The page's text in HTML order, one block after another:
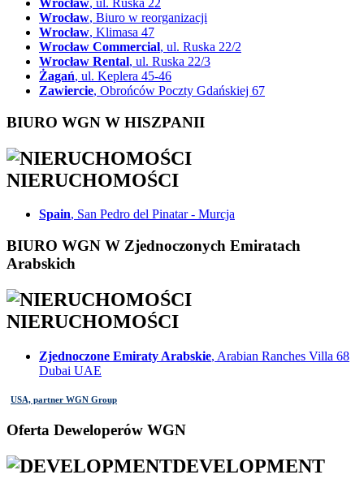
Wrocław, Biuro w reorganizacji
Wrocław, Klimasa 47
Wrocław Commercial, ul. Ruska 22/2
Wrocław Rental, ul. Ruska 22/3
Żagań, ul. Keplera 45-46
Zawiercie, Obrońców Poczty Gdańskiej 67
BIURO WGN W HISZPANII
NIERUCHOMOŚCI
Spain, San Pedro del Pinatar - Murcja
BIURO WGN W Zjednoczonych Emiratach
Arabskich
NIERUCHOMOŚCI
Zjednoczone Emiraty Arabskie, Arabian Ranches Villa 68
Dubai UAE
USA, partner WGN Group
Oferta Deweloperów WGN
DEVELOPMENT